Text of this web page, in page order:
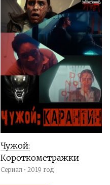
Чужой:
Короткометражки
Сериал • 2019 год